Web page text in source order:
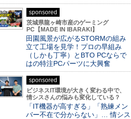
sponsored
茨城県龍ヶ崎市産のゲーミング
PC【MADE IN IBARAKI】
田園風景が広がるSTORMの組み
立て工場を見学！プロの早組み
（しかも丁寧）とBTO PCならで
はの特注PCパーツに大興奮
sponsored
ビジネスIT環境が大きく変わる中で、
情シスさんの悩みも変化している？
「IT機器が高すぎる」「熟練メン
バー不在で分からない」… 情シス